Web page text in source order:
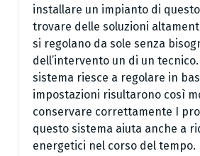
installare un impianto di
trovare delle soluzioni
si regolano da sole senza
dell’intervento un di un
sistema riesce a regolare in
impostazioni risultarono così
conservare correttamente I
questo sistema aiuta anche a
energetici nel corso del tempo.